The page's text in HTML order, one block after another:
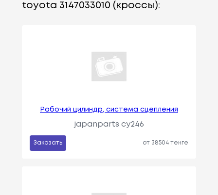
toyota 3147033010 (кроссы):
Рабочий цилиндр, система сцепления
japanparts cy246
Заказать от 38504 тенге